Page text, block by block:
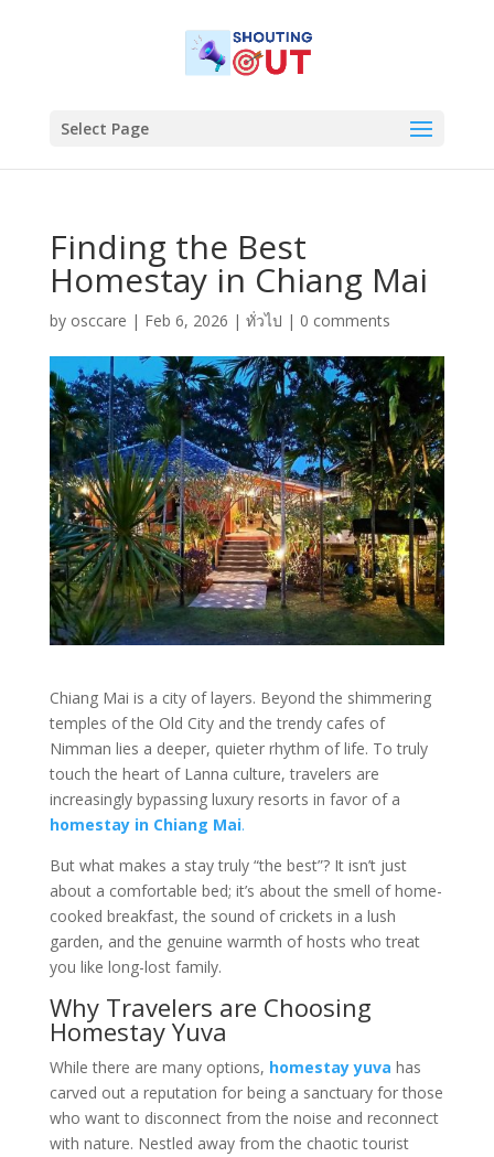
Select Page
Finding the Best
Homestay in Chiang Mai
by osccare | Feb 6, 2026 | ทั่วไป | 0 comments
Chiang Mai is a city of layers. Beyond the shimmering
temples of the Old City and the trendy cafes of
Nimman lies a deeper, quieter rhythm of life. To truly
touch the heart of Lanna culture, travelers are
increasingly bypassing luxury resorts in favor of a
homestay in Chiang Mai.
But what makes a stay truly “the best”? It isn’t just
about a comfortable bed; it’s about the smell of home-
cooked breakfast, the sound of crickets in a lush
garden, and the genuine warmth of hosts who treat
you like long-lost family.
Why Travelers are Choosing
Homestay Yuva
While there are many options, homestay yuva has
carved out a reputation for being a sanctuary for those
who want to disconnect from the noise and reconnect
with nature. Nestled away from the chaotic tourist